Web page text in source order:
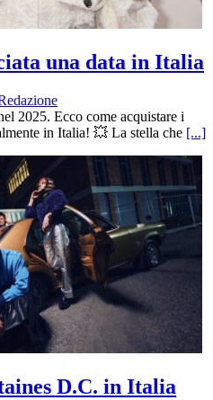
una data in Italia
2025. Ecco come acquistare i
in Italia! 💥 La stella che [...]
D.C. in Italia